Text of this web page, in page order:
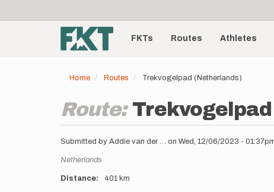
account
menu
Main
navigationFKTs Routes Athletes
Home Routes Trekvogelpad (Netherlands)
Route:
Submitted by Addie van der … on Wed, 12/06/2023 -
Location
Netherlands
Distance 401 km